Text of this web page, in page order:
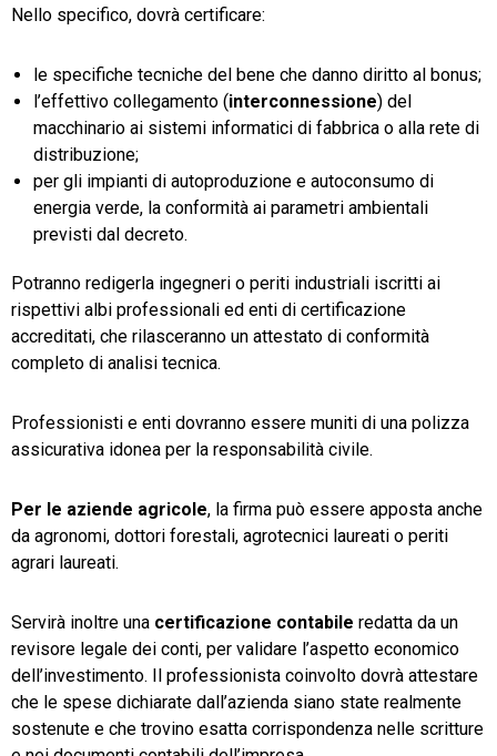
Nello specifico, dovrà certificare:
le specifiche tecniche del bene che danno diritto al bonus;
l’effettivo collegamento (interconnessione) del
macchinario ai sistemi informatici di fabbrica o alla rete di
distribuzione;
per gli impianti di autoproduzione e autoconsumo di
energia verde, la conformità ai parametri ambientali
previsti dal decreto.
Potranno redigerla ingegneri o periti industriali iscritti ai
rispettivi albi professionali ed enti di certificazione
accreditati, che rilasceranno un attestato di conformità
completo di analisi tecnica.
Professionisti e enti dovranno essere muniti di una polizza
assicurativa idonea per la responsabilità civile.
Per le aziende agricole, la firma può essere apposta anche
da agronomi, dottori forestali, agrotecnici laureati o periti
agrari laureati.
Servirà inoltre una certificazione contabile redatta da un
revisore legale dei conti, per validare l’aspetto economico
dell’investimento. Il professionista coinvolto dovrà attestare
che le spese dichiarate dall’azienda siano state realmente
sostenute e che trovino esatta corrispondenza nelle scritture